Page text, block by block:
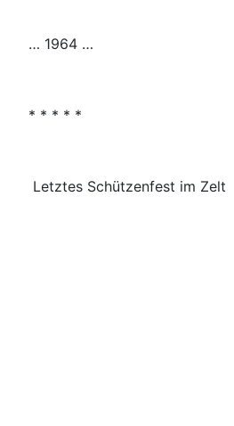
… 1964 …
* * * * *
Letztes Schützenfest